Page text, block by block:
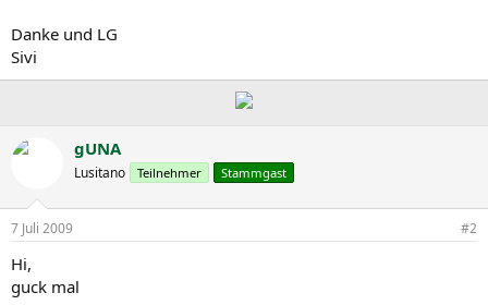
Danke und LG
Sivi
gUNA
Lusitano Teilnehmer Stammgast
7 Juli 2009 #2
Hi,
guck mal